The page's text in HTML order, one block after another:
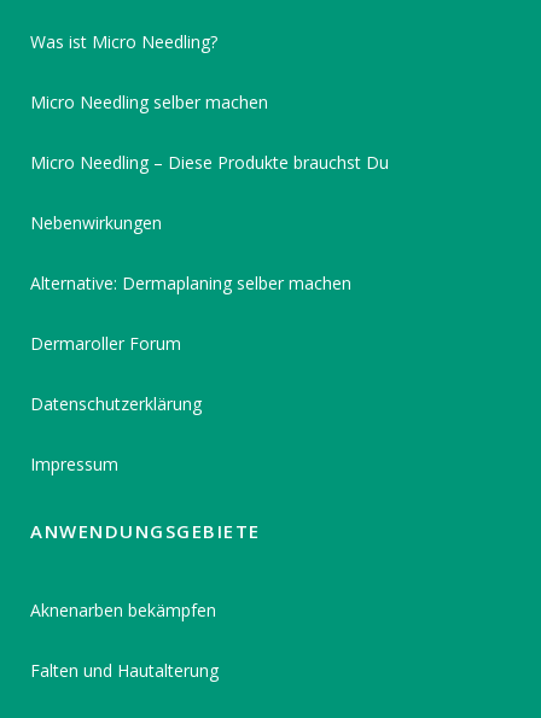
Was ist Micro Needling?
Micro Needling selber machen
Micro Needling – Diese Produkte brauchst Du
Nebenwirkungen
Alternative: Dermaplaning selber machen
Dermaroller Forum
Datenschutzerklärung
Impressum
ANWENDUNGSGEBIETE
Aknenarben bekämpfen
Falten und Hautalterung